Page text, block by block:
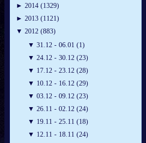
► 2014 (1329)
► 2013 (1121)
▼ 2012 (883)
▼ 31.12 - 06.01 (1)
▼ 24.12 - 30.12 (23)
▼ 17.12 - 23.12 (28)
▼ 10.12 - 16.12 (29)
▼ 03.12 - 09.12 (23)
▼ 26.11 - 02.12 (24)
▼ 19.11 - 25.11 (18)
▼ 12.11 - 18.11 (24)